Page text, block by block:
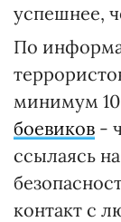
успешнее,
По
минимум
боевиков -
ссылаясь
контакт с